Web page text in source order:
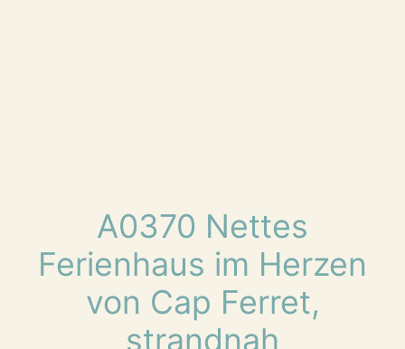
A0370 Nettes
Ferienhaus im Herzen
von Cap Ferret,
strandnah